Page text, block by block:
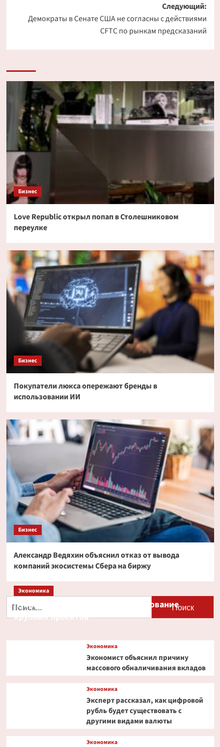
Следующий:
Демократы в Сенате США не согласны с действиями
CFTC по рынкам предсказаний
Бизнес
Love Republic открыл попап в Столешниковом
переулке
Бизнес
Покупатели люкса опережают бренды в
использовании ИИ
Бизнес
Александр Ведяхин объяснил отказ от вывода
компаний экосистемы Сбера на биржу
Экономика
Путин и Костин обсудили кредитование
крупных проектов
Экономика
Экономист объяснил причину
массового обналичивания вкладов
Экономика
Эксперт рассказал, как цифровой
рубль будет существовать с
другими видами валюты
Экономика